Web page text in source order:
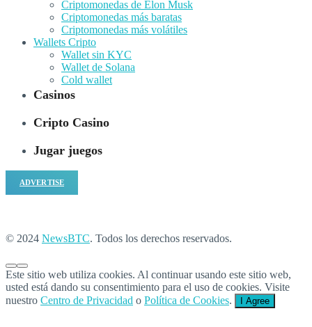
Criptomonedas de Elon Musk
Criptomonedas más baratas
Criptomonedas más volátiles
Wallets Cripto
Wallet sin KYC
Wallet de Solana
Cold wallet
Casinos
Cripto Casino
Jugar juegos
ADVERTISE
© 2024 NewsBTC. Todos los derechos reservados.
Este sitio web utiliza cookies. Al continuar usando este sitio web,
usted está dando su consentimiento para el uso de cookies. Visite
nuestro Centro de Privacidad o Política de Cookies. I Agree